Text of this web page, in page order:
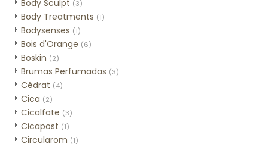
Body Sculpt (3)
Body Treatments (1)
Bodysenses (1)
Bois d'Orange (6)
Boskin (2)
Brumas Perfumadas (3)
Cédrat (4)
Cica (2)
Cicalfate (3)
Cicapost (1)
Circularom (1)